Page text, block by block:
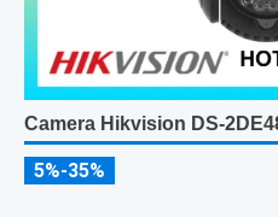
Camera Hikvision DS-
5%-35%